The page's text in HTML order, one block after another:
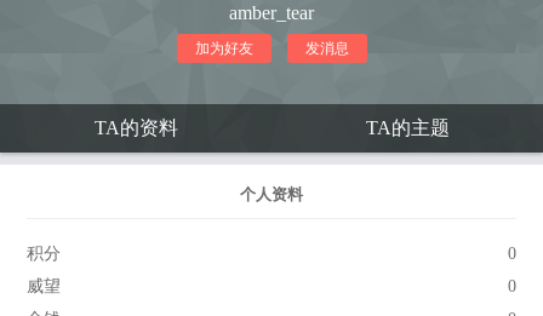
amber_tear
加为好友 发消息
TA的资料 TA的主题
个人资料
积分
0
威望
0